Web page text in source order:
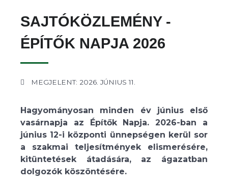
SAJTÓKÖZLEMÉNY -
ÉPÍTŐK NAPJA 2026
MEGJELENT: 2026. JÚNIUS 11.
Hagyományosan minden év június első
vasárnapja az Építők Napja. 2026-ban a
június 12-i központi ünnepségen kerül sor
a szakmai teljesítmények elismerésére,
kitüntetések átadására, az ágazatban
dolgozók köszöntésére.